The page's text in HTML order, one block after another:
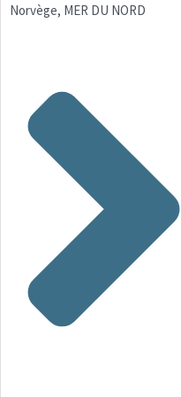
Norvège, MER DU NORD